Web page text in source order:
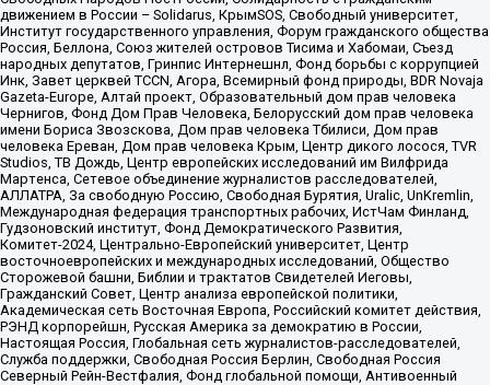
движением в России – Solidarus, КрымSOS, Свободный университет,
Институт государственного управления, Форум гражданского общества
Россия, Беллона, Союз жителей островов Тисима и Хабомаи, Съезд
народных депутатов, Гринпис Интернешнл, Фонд борьбы с коррупцией
Инк, Завет церквей TCCN, Агора, Всемирный фонд природы, BDR Novaja
Gazeta-Europe, Алтай проект, Образовательный дом прав человека
Чернигов, Фонд Дом Прав Человека, Белорусский дом прав человека
имени Бориса Звозскова, Дом прав человека Тбилиси, Дом прав
человека Ереван, Дом прав человека Крым, Центр дикого лосося, TVR
Studios, ТВ Дождь, Центр европейских исследований им Вилфрида
Мартенса, Сетевое объединение журналистов расследователей,
АЛЛАТРА, За свободную Россию, Свободная Бурятия, Uralic, UnKremlin,
Международная федерация транспортных рабочих, ИстЧам Финланд,
Гудзоновский институт, Фонд Демократического Развития,
Комитет-2024, Центрально-Европейский университет, Центр
восточноевропейских и международных исследований, Общество
Сторожевой башни, Библии и трактатов Свидетелей Иеговы,
Гражданский Совет, Центр анализа европейской политики,
Академическая сеть Восточная Европа, Российский комитет действия,
РЭНД корпорейшн, Русская Америка за демократию в России,
Настоящая Россия, Глобальная сеть журналистов-расследователей,
Служба поддержки, Свободная Россия Берлин, Свободная Россия
Северный Рейн-Вестфалия, Фонд глобальной помощи, Антивоенный